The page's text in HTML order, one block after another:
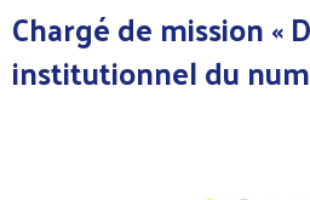
Chargé de mission «
institutionnel du